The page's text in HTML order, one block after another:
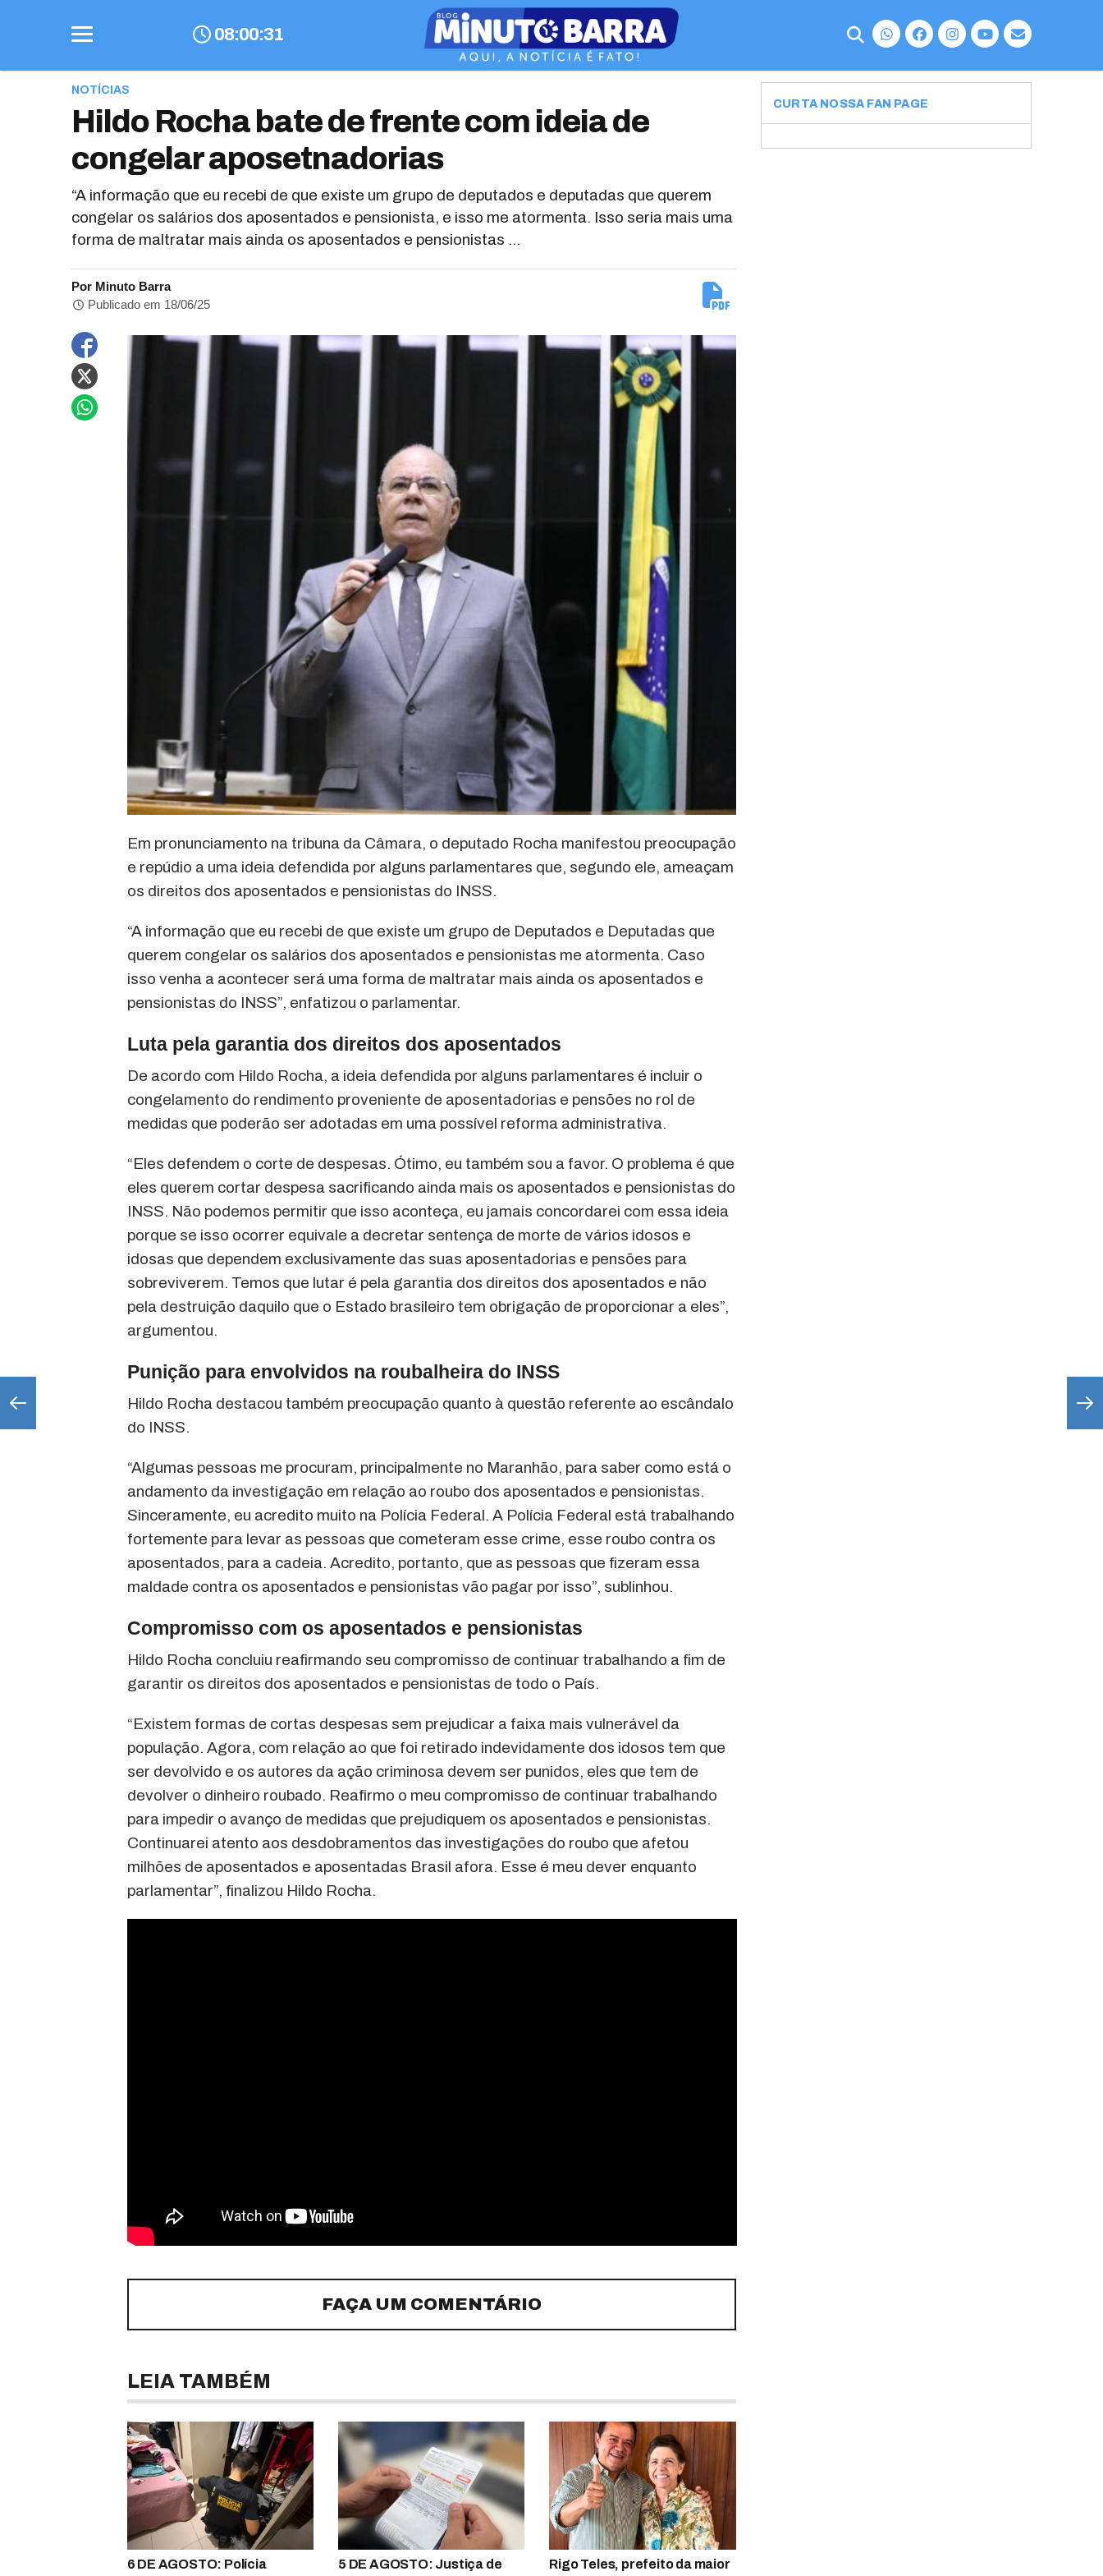
08:00:32
NOTÍCIAS
Hildo Rocha bate de frente com ideia de
congelar aposetnadorias
“A informação que eu recebi de que existe um grupo de deputados e deputadas que querem
congelar os salários dos aposentados e pensionista, e isso me atormenta. Isso seria mais uma
forma de maltratar mais ainda os aposentados e pensionistas ...
Por Minuto Barra
Publicado em 18/06/25
Em pronunciamento na tribuna da Câmara, o deputado Rocha manifestou preocupação
e repúdio a uma ideia defendida por alguns parlamentares que, segundo ele, ameaçam
os direitos dos aposentados e pensionistas do INSS.
“A informação que eu recebi de que existe um grupo de Deputados e Deputadas que
querem congelar os salários dos aposentados e pensionistas me atormenta. Caso
isso venha a acontecer será uma forma de maltratar mais ainda os aposentados e
pensionistas do INSS”, enfatizou o parlamentar.
Luta pela garantia dos direitos dos aposentados
De acordo com Hildo Rocha, a ideia defendida por alguns parlamentares é incluir o
congelamento do rendimento proveniente de aposentadorias e pensões no rol de
medidas que poderão ser adotadas em uma possível reforma administrativa.
“Eles defendem o corte de despesas. Ótimo, eu também sou a favor. O problema é que
eles querem cortar despesa sacrificando ainda mais os aposentados e pensionistas do
INSS. Não podemos permitir que isso aconteça, eu jamais concordarei com essa ideia
porque se isso ocorrer equivale a decretar sentença de morte de vários idosos e
idosas que dependem exclusivamente das suas aposentadorias e pensões para
sobreviverem. Temos que lutar é pela garantia dos direitos dos aposentados e não
pela destruição daquilo que o Estado brasileiro tem obrigação de proporcionar a eles”,
argumentou.
Punição para envolvidos na roubalheira do INSS
Hildo Rocha destacou também preocupação quanto à questão referente ao escândalo
do INSS.
“Algumas pessoas me procuram, principalmente no Maranhão, para saber como está o
andamento da investigação em relação ao roubo dos aposentados e pensionistas.
Sinceramente, eu acredito muito na Polícia Federal. A Polícia Federal está trabalhando
fortemente para levar as pessoas que cometeram esse crime, esse roubo contra os
aposentados, para a cadeia. Acredito, portanto, que as pessoas que fizeram essa
maldade contra os aposentados e pensionistas vão pagar por isso”, sublinhou.
Compromisso com os aposentados e pensionistas
Hildo Rocha concluiu reafirmando seu compromisso de continuar trabalhando a fim de
garantir os direitos dos aposentados e pensionistas de todo o País.
“Existem formas de cortas despesas sem prejudicar a faixa mais vulnerável da
população. Agora, com relação ao que foi retirado indevidamente dos idosos tem que
ser devolvido e os autores da ação criminosa devem ser punidos, eles que tem de
devolver o dinheiro roubado. Reafirmo o meu compromisso de continuar trabalhando
para impedir o avanço de medidas que prejudiquem os aposentados e pensionistas.
Continuarei atento aos desdobramentos das investigações do roubo que afetou
milhões de aposentados e aposentadas Brasil afora. Esse é meu dever enquanto
parlamentar”, finalizou Hildo Rocha.
FAÇA UM COMENTÁRIO
LEIA TAMBÉM
6 DE AGOSTO: Polícia
5 DE AGOSTO: Justiça de
Rigo Teles, prefeito da maior
CURTA NOSSA FAN PAGE